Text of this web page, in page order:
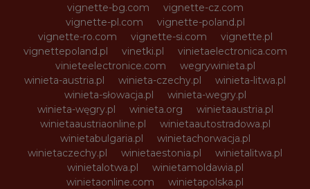
vignette-bg.com
vignette-cz.com
vignette-pl.com
vignette-poland.pl
vignette-ro.com
vignette-si.com
vignette.pl
vignettepoland.pl
vinetki.pl
vinietaelectronica.com
vinieteelectronice.com
wegrywinieta.pl
winieta-austria.pl
winieta-czechy.pl
winieta-litwa.pl
winieta-słowacja.pl
winieta-wegry.pl
winieta-węgry.pl
winieta.org
winietaaustria.pl
winietaaustriaonline.pl
winietaautostradowa.pl
winietabulgaria.pl
winietachorwacja.pl
winietaczechy.pl
winietaestonia.pl
winietalitwa.pl
winietalotwa.pl
winietamoldawia.pl
winietaonline.com
winietapolska.pl